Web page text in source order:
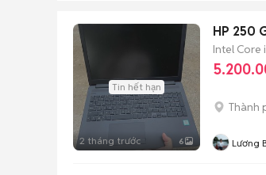
Tin hết hạn
2 tháng trước 6
HP 250
Intel Core
Thành
Lương